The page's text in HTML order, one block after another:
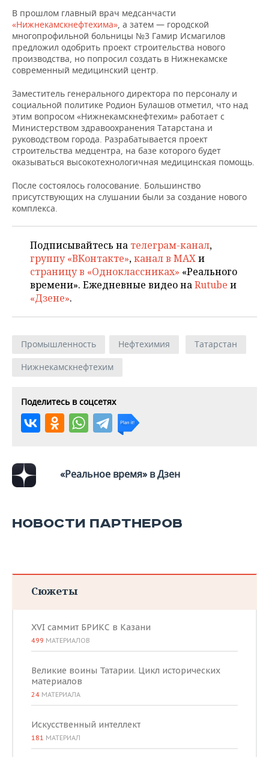
В прошлом главный врач медсанчасти
«Нижнекамскнефтехима», а затем — городской
многопрофильной больницы №3 Гамир Исмагилов
предложил одобрить проект строительства нового
производства, но попросил создать в Нижнекамске
современный медицинский центр.
Заместитель генерального директора по персоналу и
социальной политике Родион Булашов отметил, что над
этим вопросом «Нижнекамскнефтехим» работает с
Министерством здравоохранения Татарстана и
руководством города. Разрабатывается проект
строительства медцентра, на базе которого будет
оказываться высокотехнологичная медицинская помощь.
После состоялось голосование. Большинство
присутствующих на слушании были за создание нового
комплекса.
Подписывайтесь на телеграм-канал,
группу «ВКонтакте»,канал в MAXи
страницу в «Одноклассниках» «Реального
времени». Ежедневные видео наRutube и
«Дзене».
Промышленность Нефтехимия
Татарстан
Нижнекамскнефтехим
Поделитесь в соцсетях
«Реальное время» в Дзен
НОВОСТИ ПАРТНЕРОВ
Сюжеты
XVI саммит БРИКС в Казани
499 МАТЕРИАЛОВ
Великие воины Татарии. Цикл исторических
материалов
24 МАТЕРИАЛА
Искусственный интеллект
181 МАТЕРИАЛ